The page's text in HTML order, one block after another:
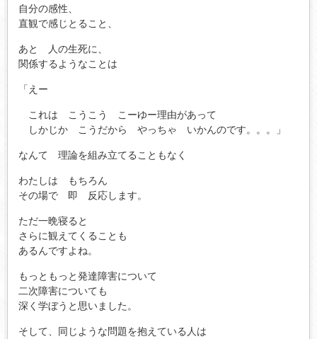
自分の感性、
直観で感じとること、
あと 人の生死に、
関係するようなことは
「えー
これは こうこう こーゆー理由があって
しかじか こうだから やっちゃ いかんのです。。。」
なんて 理論を組み立てることもなく
わたしは もちろん
その場で 即 反応します。
ただ一晩寝ると
さらに観えてくることも
あるんですよね。
もっともっと発達障害について
二次障害についても
深く学ぼうと思いました。
そして、同じような問題を抱えている人は